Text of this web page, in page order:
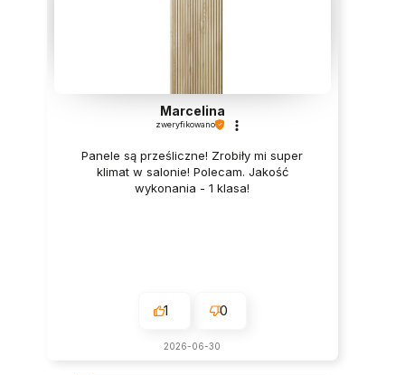
Marcelina
zweryfikowano
Panele są prześliczne! Zrobiły mi super
klimat w salonie! Polecam. Jakość
wykonania - 1 klasa!
1 0
2026-06-30